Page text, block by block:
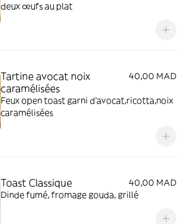
deux œufs au plat
Tartine avocat noix
caramélisées
40,00 MAD
Feux open toast garni d'avocat,ricotta,noix
caramélisées
Toast Classique
40,00 MAD
Dinde fumé, fromage gouda, grillé